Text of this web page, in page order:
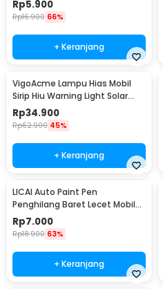
Rp5.900
Rp16.900 66%
+ Keranjang
VigoAcme Lampu Hias Mobil
Sirip Hiu Warning Light Solar
Energy 8 LED - FZWJSD
Rp34.900
Rp62.900 45%
+ Keranjang
LICAI Auto Paint Pen
Penghilang Baret Lecet Mobil
Scratch Removal 12ml
Rp7.000
Rp18.900 63%
+ Keranjang